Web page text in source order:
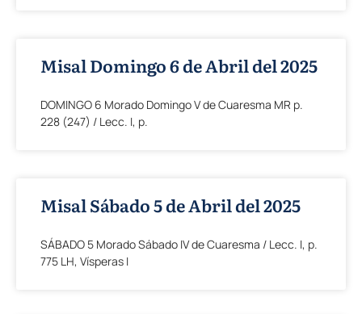
Misal Domingo 6 de Abril del 2025
DOMINGO 6 Morado Domingo V de Cuaresma MR p.
228 (247) / Lecc. I, p.
Misal Sábado 5 de Abril del 2025
SÁBADO 5 Morado Sábado IV de Cuaresma / Lecc. I, p.
775 LH, Vísperas I